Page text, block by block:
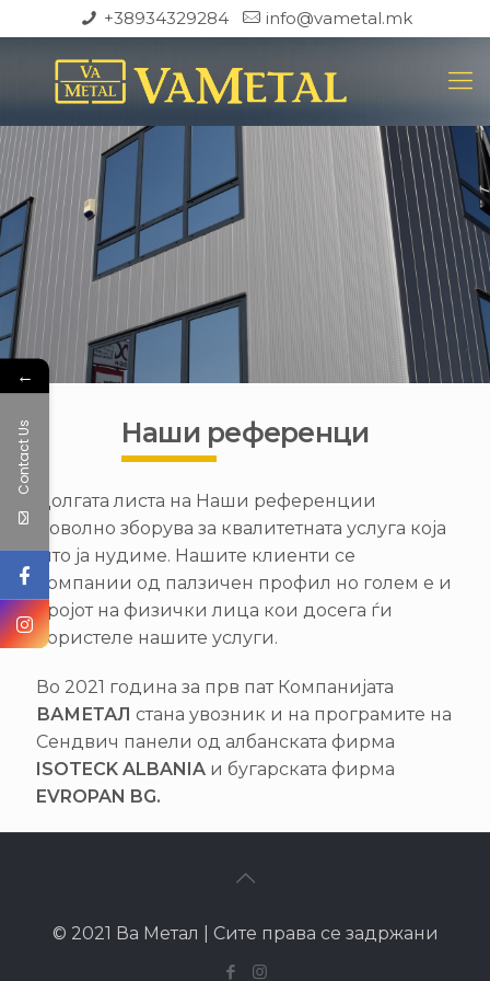
+38934329284 info@vametal.mk
Наши референци
Долгата листа на Наши референции
доволно зборува за квалитетната услуга која
што ја нудиме. Нашите клиенти се
компании од палзичен профил но голем е и
бројот на физички лица кои досега ѓи
користеле нашите услуги.
Во 2021 година за прв пат Компанијата
ВАМЕТАЛ стана увозник и на програмите на
Сендвич панели од албанската фирма
ISOTECK ALBANIA и бугарската фирма
EVROPAN BG.
© 2021 Ва Метал | Сите права се задржани
←
Contact Us